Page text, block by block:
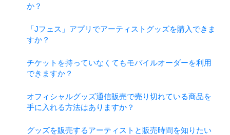
か？
「Jフェス」アプリでアーティストグッズを購入できま
すか？
チケットを持っていなくてもモバイルオーダーを利用
できますか？
オフィシャルグッズ通信販売で売り切れている商品を
手に入れる方法はありますか？
グッズを販売するアーティストと販売時間を知りたい